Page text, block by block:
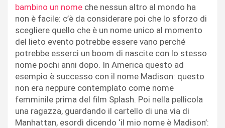
bambino un nome che nessun altro al mondo ha
non è facile: c’è da considerare poi che lo sforzo di
scegliere quello che è un nome unico al momento
del lieto evento potrebbe essere vano perché
potrebbe esserci un boom di nascite con lo stesso
nome pochi anni dopo. In America questo ad
esempio è successo con il nome Madison: questo
non era neppure contemplato come nome
femminile prima del film Splash. Poi nella pellicola
una ragazza, guardando il cartello di una via di
Manhattan, esordì dicendo ‘il mio nome è Madison’: